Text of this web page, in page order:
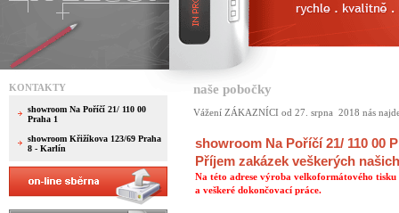
naše pobočky
Vážení ZÁKAZNÍCI od 27. srpna 2018 nás
showroom Na Poříčí 21/ 110 00
Příjem zakázek veškerých
Na této adrese výroba velkoformátového tisku
a veškeré dokončovací práce.
KONTAKTY
showroom Na Poříčí 21/ 110 00
Praha 1
showroom Křižíkova 123/69 Praha
8 - Karlín